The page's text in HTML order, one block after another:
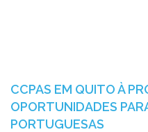
CCPAS EM QUITO À
OPORTUNIDADES
PORTUGUESAS